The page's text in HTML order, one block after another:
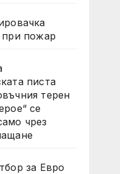
при пожар
писта
терен
се
чрез
за Евро